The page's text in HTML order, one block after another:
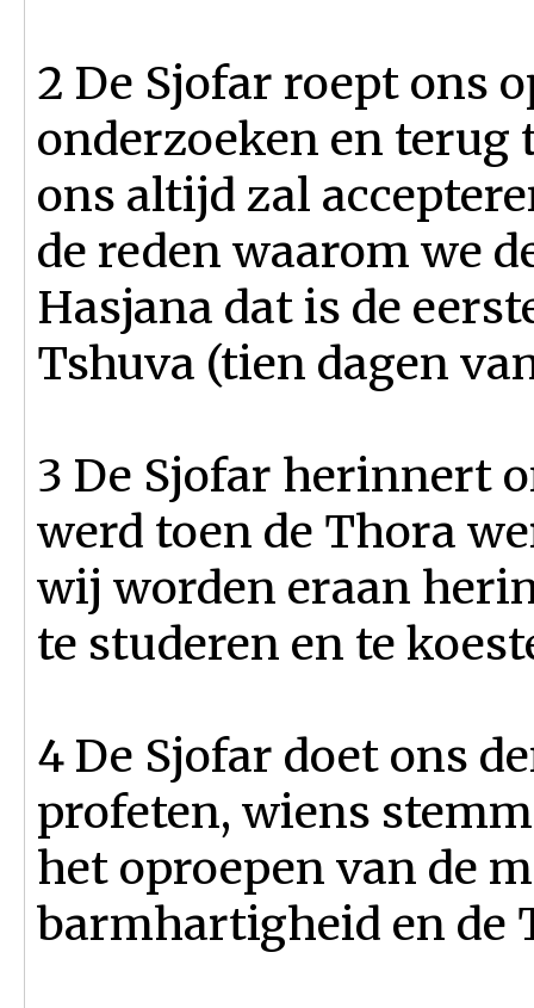
2 De Sjofar roept ons
onderzoeken en terug
ons altijd zal
de reden waarom we
Hasjana dat is de
Tshuva (tien dagen
3 De Sjofar herinnert
werd toen de Thora
wij worden eraan
te studeren en te
4 De Sjofar doet ons
profeten, wiens
het oproepen van de
barmhartigheid en de